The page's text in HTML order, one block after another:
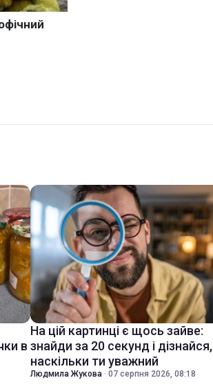
в
На цій картинці є щось зайве:
знайди за 20 секунд і дізнайся,
наскільки ти уважний
Людмила Жукова · 07 серпня 2026, 08:18